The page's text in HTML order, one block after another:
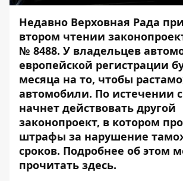
Недавно Верховная Рада
втором чтении
№ 8488. У владельцев
европейской регистрации
месяца на то, чтобы
автомобили. По истечении
начнет действовать другой
законопроект, в котором
штрафы за нарушение
сроков. Подробнее об этом
прочитать здесь.